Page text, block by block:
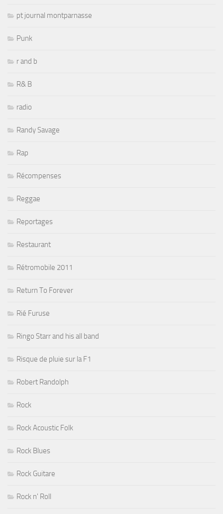
pt journal montparnasse
Punk
r and b
R& B
radio
Randy Savage
Rap
Récompenses
Reggae
Reportages
Restaurant
Rétromobile 2011
Return To Forever
Rié Furuse
Ringo Starr and his all band
Risque de pluie sur la F1
Robert Randolph
Rock
Rock Acoustic Folk
Rock Blues
Rock Guitare
Rock n' Roll